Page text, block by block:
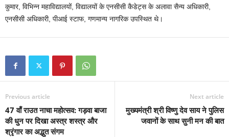
कुमार, विभिन्न महाविद्यालयों, विद्यालयों के एनसीसी कैडेट्स के अलावा सैन्य अधिकारी,
एनसीसी अधिकारी, पीआई स्टाफ, गणमान्य नागरिक उपस्थित थे।
Previous article
47 वाँ राउत नाचा महोत्सव: गड़वा बाजा
की धुन पर दिखा अस्त्र शस्त्र और
श्रृंगार का अद्भुत संगम
Next article
मुख्यमंत्री श्री विष्णु देव साय ने पुलिस
जवानों के साथ सुनी मन की बात